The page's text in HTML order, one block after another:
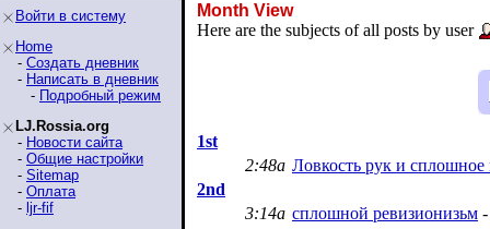
Войти в систему
Home
- Создать дневник
- Написать в дневник
- Подробный режим
LJ.Rossia.org
- Новости сайта
- Общие настройки
- Sitemap
- Оплата
- ljr-fif
Month View
Here are the subjects of all posts by user
1st
2:48a Ловкость рук и
2nd
3:14a сплошной ревизионизьм